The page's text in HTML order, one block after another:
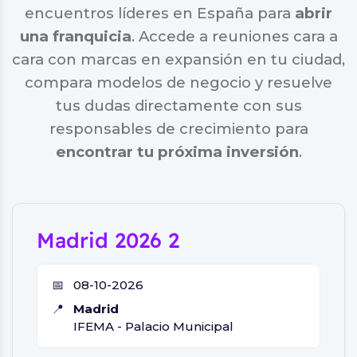
encuentros líderes en España para abrir
una franquicia. Accede a reuniones cara a
cara con marcas en expansión en tu ciudad,
compara modelos de negocio y resuelve
tus dudas directamente con sus
responsables de crecimiento para
encontrar tu próxima inversión.
Madrid 2026 2
📅
08-10-2026
📍
Madrid
IFEMA - Palacio Municipal